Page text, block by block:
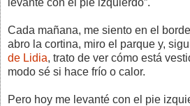
Cada mañana, me siento en el
abro la cortina, miro el parque y,
de Lidia, trato de ver cómo está
modo sé si hace frío o calor.
Pero hoy me levanté con el pie